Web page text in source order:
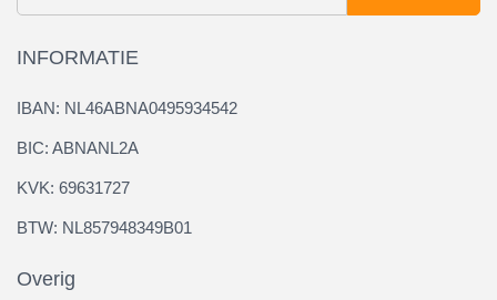
INFORMATIE
IBAN: NL46ABNA0495934542
BIC: ABNANL2A
KVK: 69631727
BTW: NL857948349B01
Overig